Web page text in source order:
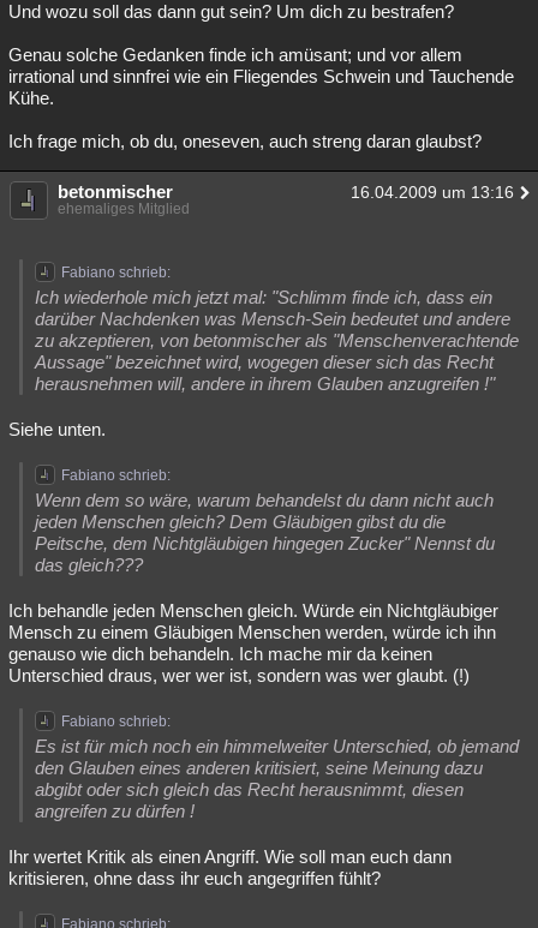
Und wozu soll das dann gut sein? Um dich zu bestrafen?
Genau solche Gedanken finde ich amüsant; und vor allem
irrational und sinnfrei wie ein Fliegendes Schwein und Tauchende
Kühe.
Ich frage mich, ob du, oneseven, auch streng daran glaubst?
betonmischer 16.04.2009 um 13:16
ehemaliges Mitglied
Fabiano schrieb:
Ich wiederhole mich jetzt mal: "Schlimm finde ich, dass ein
darüber Nachdenken was Mensch-Sein bedeutet und andere
zu akzeptieren, von betonmischer als "Menschenverachtende
Aussage" bezeichnet wird, wogegen dieser sich das Recht
herausnehmen will, andere in ihrem Glauben anzugreifen !"
Siehe unten.
Fabiano schrieb:
Wenn dem so wäre, warum behandelst du dann nicht auch
jeden Menschen gleich? Dem Gläubigen gibst du die
Peitsche, dem Nichtgläubigen hingegen Zucker" Nennst du
das gleich???
Ich behandle jeden Menschen gleich. Würde ein Nichtgläubiger
Mensch zu einem Gläubigen Menschen werden, würde ich ihn
genauso wie dich behandeln. Ich mache mir da keinen
Unterschied draus, wer wer ist, sondern was wer glaubt. (!)
Fabiano schrieb:
Es ist für mich noch ein himmelweiter Unterschied, ob jemand
den Glauben eines anderen kritisiert, seine Meinung dazu
abgibt oder sich gleich das Recht herausnimmt, diesen
angreifen zu dürfen !
Ihr wertet Kritik als einen Angriff. Wie soll man euch dann
kritisieren, ohne dass ihr euch angegriffen fühlt?
Fabiano schrieb: